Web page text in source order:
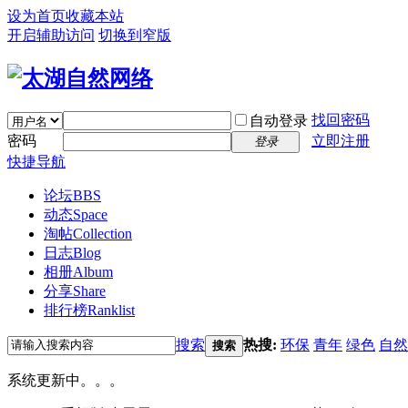
设为首页收藏本站
开启辅助访问 切换到窄版
自动登录 找回密码
密码
登录
立即注册
快捷导航
论坛BBS
动态Space
淘帖Collection
日志Blog
相册Album
分享Share
排行榜Ranklist
搜索 搜索 热搜: 环保 青年 绿色 自
系统更新中。。。